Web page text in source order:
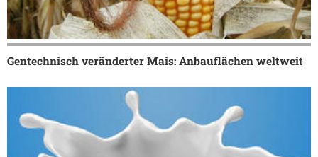
Gentechnisch veränderter Mais: Anbauflächen weltweit